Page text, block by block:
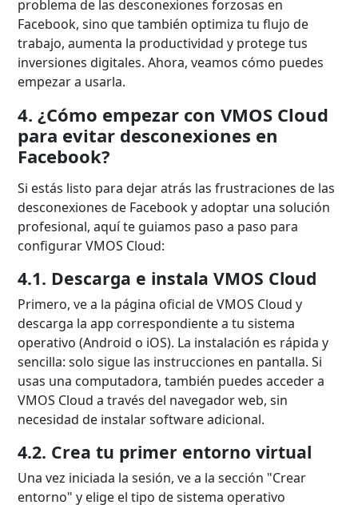
problema de las desconexiones forzosas en
Facebook, sino que también optimiza tu flujo de
trabajo, aumenta la productividad y protege tus
inversiones digitales. Ahora, veamos cómo puedes
empezar a usarla.
4. ¿Cómo empezar con VMOS Cloud
para evitar desconexiones en
Facebook?
Si estás listo para dejar atrás las frustraciones de las
desconexiones de Facebook y adoptar una solución
profesional, aquí te guiamos paso a paso para
configurar VMOS Cloud:
4.1. Descarga e instala VMOS Cloud
Primero, ve a la página oficial de VMOS Cloud y
descarga la app correspondiente a tu sistema
operativo (Android o iOS). La instalación es rápida y
sencilla: solo sigue las instrucciones en pantalla. Si
usas una computadora, también puedes acceder a
VMOS Cloud a través del navegador web, sin
necesidad de instalar software adicional.
4.2. Crea tu primer entorno virtual
Una vez iniciada la sesión, ve a la sección "Crear
entorno" y elige el tipo de sistema operativo